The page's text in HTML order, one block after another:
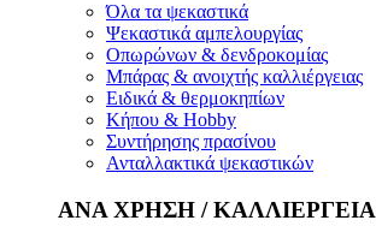
Όλα τα ψεκαστικά
Ψεκαστικά αμπελουργίας
Οπωρώνων & δενδροκομίας
Μπάρας & ανοιχτής καλλιέργειας
Ειδικά & θερμοκηπίων
Κήπου & Hobby
Συντήρησης πρασίνου
Ανταλλακτικά ψεκαστικών
ΑΝΑ ΧΡΗΣΗ / ΚΑΛΛΙΕΡΓΕΙΑ